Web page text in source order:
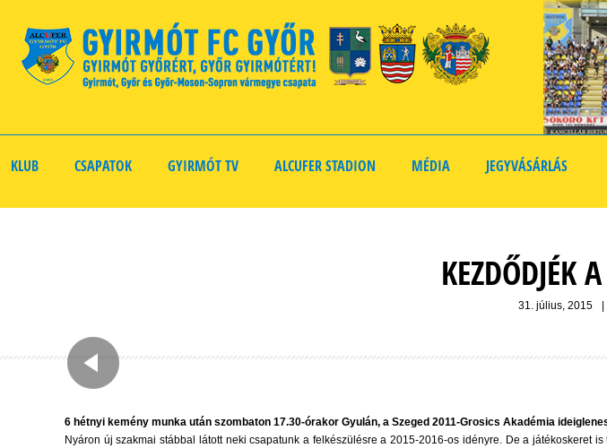
KLUB CSAPATOK GYIRMÓT TV ALCUFER STADION MÉDIA JEGYVÁSÁRLÁS
KEZDŐDJÉK
31. július, 2015
6 hétnyi kemény munka után szombaton 17.30-órakor Gyulán, a Szeged 2011-Grosics Akadémia
Nyáron új szakmai stábbal látott neki csapatunk a felkészülésre a 2015-2016-os idényre. De a